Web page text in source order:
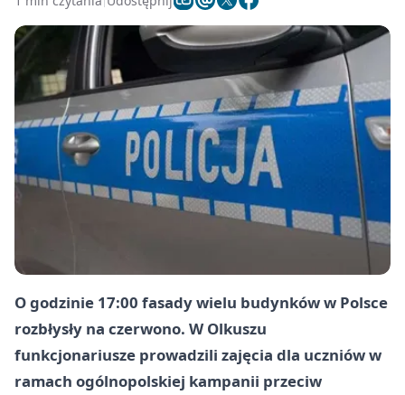
O godzinie 17:00 fasady wielu budynków w Polsce
rozbłysły na czerwono. W Olkuszu
funkcjonariusze prowadzili zajęcia dla uczniów w
ramach ogólnopolskiej kampanii przeciw